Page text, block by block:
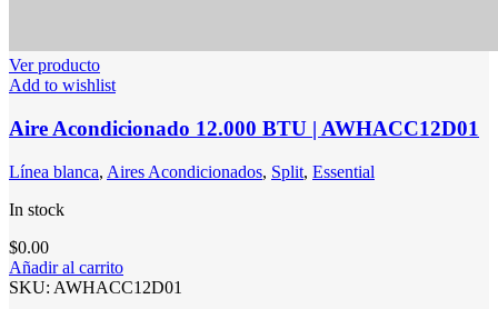
Ver producto
Add to wishlist
Aire Acondicionado 12.000 BTU | AWHACC12D01
Línea blanca, Aires Acondicionados, Split, Essential
In stock
$0.00
Añadir al carrito
SKU: AWHACC12D01